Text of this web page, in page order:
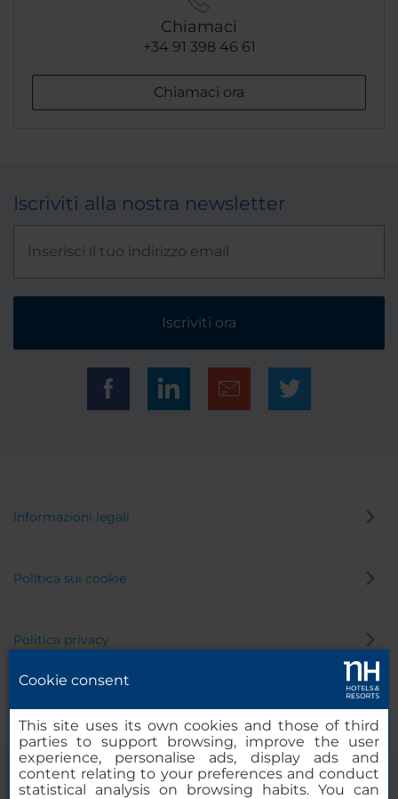
Chiamaci
+34 91 398 46 61
Chiamaci ora
Iscriviti alla nostra newsletter
Iscriviti ora
Informazioni legali
Politica sui cookie
Politica privacy
Cookie consent
This site uses its own cookies and those of third
parties to support browsing, improve the user
experience, personalise ads, display ads and
content relating to your preferences and conduct
statistical analysis on browsing habits. You can